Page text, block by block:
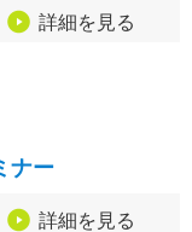
詳細を見る
ナー
詳細を見る